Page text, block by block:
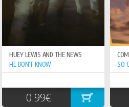
HUEY LEWIS AND THE NEWS
HE DON`T KNOW
0.99€